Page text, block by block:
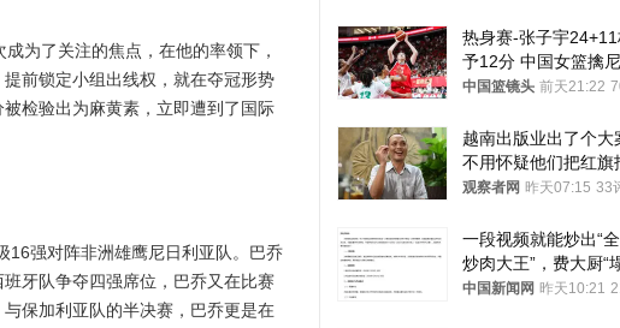
为了关注的焦点，在他的率领下，
前锁定小组出线权，就在夺冠形势
检验出为麻黄素，立即遭到了国际
强对阵非洲雄鹰尼日利亚队。巴乔
牙队争夺四强席位，巴乔又在比赛
保加利亚队的半决赛，巴乔更是在
热身赛-张子宇
予12分 中国女篮擒尼
亚
中国篮镜头 前天21:22
越南出版业出了个大
不用怀疑他们把红旗
的决心
观察者网 昨天07:15 33
一段视频就能炒出“
炒肉大王”，费大厨“
吗？
中国新闻网 昨天10:21